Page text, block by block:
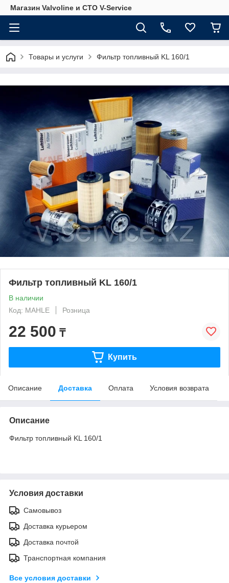
Магазин Valvoline и СТО V-Service
Товары и услуги Фильтр топливный KL 160/1
Фильтр топливный KL 160/1
В наличии
Код: MAHLE
Розница
22 500 ₸
Купить
Описание Доставка Оплата Условия возврата
Описание
Фильтр топливный KL 160/1
Условия доставки
Самовывоз
Доставка курьером
Доставка почтой
Транспортная компания
Все условия доставки